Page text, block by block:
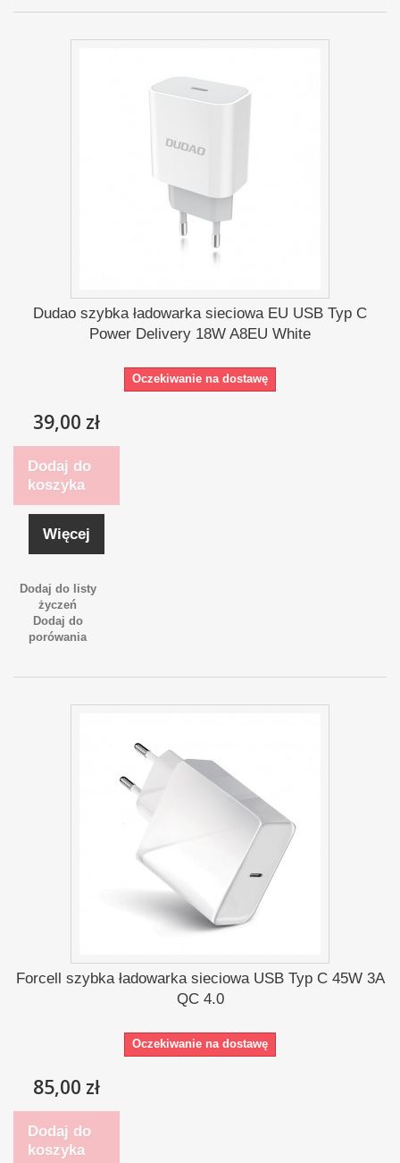
Dudao szybka ładowarka sieciowa EU USB Typ C
Power Delivery 18W A8EU White
Oczekiwanie na dostawę
39,00 zł
Dodaj do
koszyka
Więcej
Dodaj do listy
życzeń
Dodaj do
porówania
Forcell szybka ładowarka sieciowa USB Typ C 45W 3A
QC 4.0
Oczekiwanie na dostawę
85,00 zł
Dodaj do
koszyka